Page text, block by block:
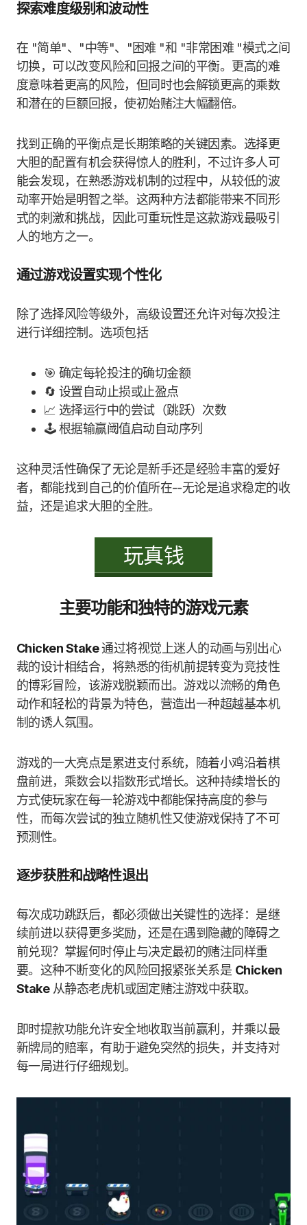
探索难度级别和波动性
在 "简单"、"中等"、"困难 "和 "非常困难 "模式之间
切换，可以改变风险和回报之间的平衡。更高的难
度意味着更高的风险，但同时也会解锁更高的乘数
和潜在的巨额回报，使初始赌注大幅翻倍。
找到正确的平衡点是长期策略的关键因素。选择更
大胆的配置有机会获得惊人的胜利，不过许多人可
能会发现，在熟悉游戏机制的过程中，从较低的波
动率开始是明智之举。这两种方法都能带来不同形
式的刺激和挑战，因此可重玩性是这款游戏最吸引
人的地方之一。
通过游戏设置实现个性化
除了选择风险等级外，高级设置还允许对每次投注
进行详细控制。选项包括
🎯 确定每轮投注的确切金额
🔄 设置自动止损或止盈点
📈 选择运行中的尝试（跳跃）次数
🕹️ 根据输赢阈值启动自动序列
这种灵活性确保了无论是新手还是经验丰富的爱好
者，都能找到自己的价值所在--无论是追求稳定的收
益，还是追求大胆的全胜。
玩真钱
主要功能和独特的游戏元素
Chicken Stake通过将视觉上迷人的动画与别出心
裁的设计相结合，将熟悉的街机前提转变为竞技性
的博彩冒险，该游戏脱颖而出。游戏以流畅的角色
动作和轻松的背景为特色，营造出一种超越基本机
制的诱人氛围。
游戏的一大亮点是累进支付系统，随着小鸡沿着棋
盘前进，乘数会以指数形式增长。这种持续增长的
方式使玩家在每一轮游戏中都能保持高度的参与
性，而每次尝试的独立随机性又使游戏保持了不可
预测性。
逐步获胜和战略性退出
每次成功跳跃后，都必须做出关键性的选择：是继
续前进以获得更多奖励，还是在遇到隐藏的障碍之
前兑现？掌握何时停止与决定最初的赌注同样重
要。这种不断变化的风险回报紧张关系是 Chicken
Stake从静态老虎机或固定赌注游戏中获取。
即时提款功能允许安全地收取当前赢利，并乘以最
新牌局的赔率，有助于避免突然的损失，并支持对
每一局进行仔细规划。